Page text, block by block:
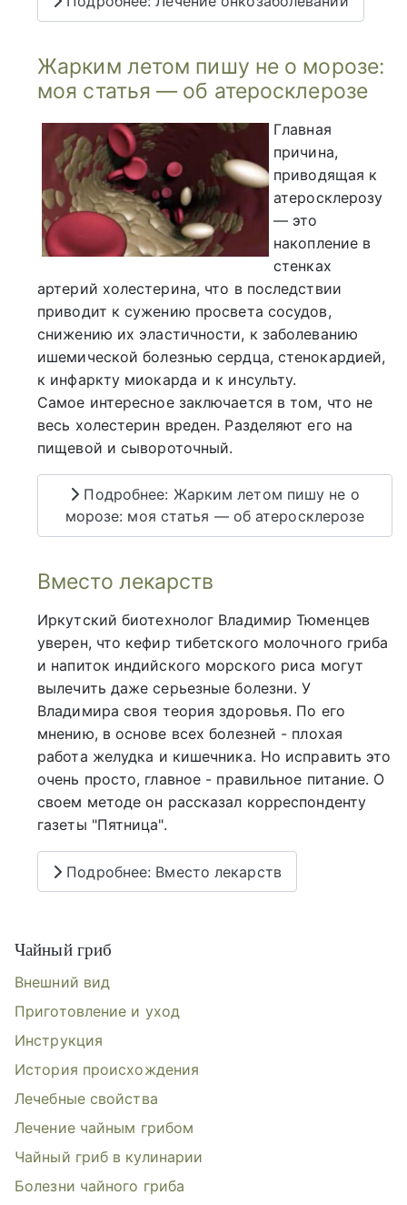
Жарким летом пишу не о морозе:
моя статья — об атеросклерозе
Главная
причина,
приводящая к
атеросклерозу
— это
накопление в
стенках
артерий холестерина, что в последствии
приводит к сужению просвета сосудов,
снижению их эластичности, к заболеванию
ишемической болезнью сердца, стенокардией,
к инфаркту миокарда и к инсульту.
Самое интересное заключается в том, что не
весь холестерин вреден. Разделяют его на
пищевой и сывороточный.
Подробнее: Жарким летом пишу не о
морозе: моя статья — об атеросклерозе
Вместо лекарств
Иркутский биотехнолог Владимир Тюменцев
уверен, что кефир тибетского молочного гриба
и напиток индийского морского риса могут
вылечить даже серьезные болезни. У
Владимира своя теория здоровья. По его
мнению, в основе всех болезней - плохая
работа желудка и кишечника. Но исправить это
очень просто, главное - правильное питание. О
своем методе он рассказал корреспонденту
газеты "Пятница".
Подробнее: Вместо лекарств
Чайный гриб
Внешний вид
Приготовление и уход
Инструкция
История происхождения
Лечебные свойства
Лечение чайным грибом
Чайный гриб в кулинарии
Болезни чайного гриба